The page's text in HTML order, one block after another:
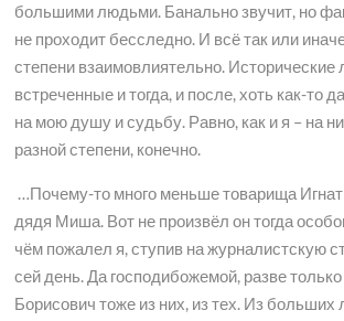
большими людьми. Банально звучит, но
не проходит бесследно. И всё так или
степени взаимовлиятельно. Исторические
встреченные и тогда, и после, хоть как-то
на мою душу и судьбу. Равно, как и я – на
разной степени, конечно.
…Почему-то много меньше товарища
дядя Миша. Вот не произвёл он тогда
чём пожалел я, ступив на журналистскую
сей день. Да господибожемой, разве
Борисович тоже из них, из тех. Из